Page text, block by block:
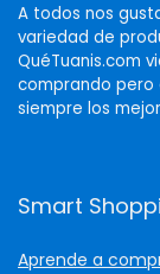
A todos nos
variedad de
QuéTuanis.com
comprando
siempre los
Smart
Aprende a